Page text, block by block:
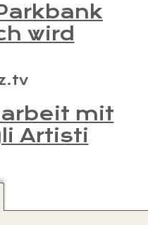
wird
mit
Artisti